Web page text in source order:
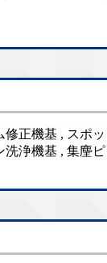
正機基 , スポ
浄機基 , 集麈